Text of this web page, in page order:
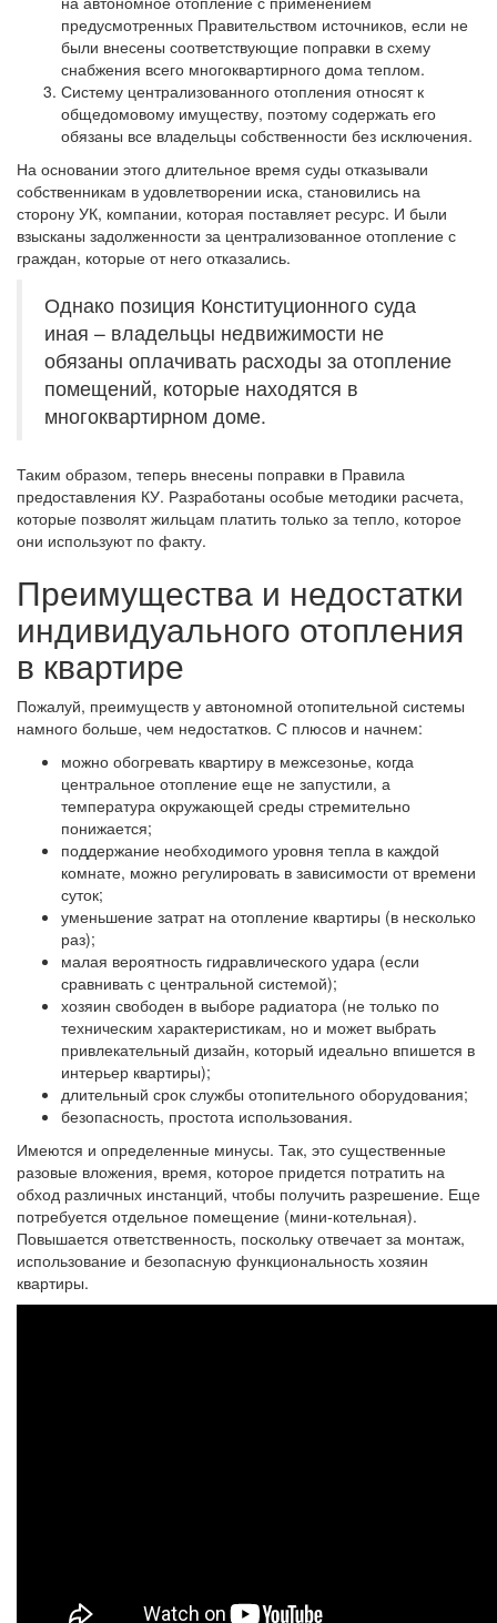
предусмотренных Правительством источников, если не
были внесены соответствующие поправки в схему
снабжения всего многоквартирного дома теплом.
Систему централизованного отопления относят к
общедомовому имуществу, поэтому содержать его
обязаны все владельцы собственности без исключения.
На основании этого длительное время суды отказывали
собственникам в удовлетворении иска, становились на
сторону УК, компании, которая поставляет ресурс. И были
взысканы задолженности за централизованное отопление с
граждан, которые от него отказались.
Однако позиция Конституционного суда
иная – владельцы недвижимости не
обязаны оплачивать расходы за отопление
помещений, которые находятся в
многоквартирном доме.
Таким образом, теперь внесены поправки в Правила
предоставления КУ. Разработаны особые методики расчета,
которые позволят жильцам платить только за тепло, которое
они используют по факту.
Преимущества и недостатки
индивидуального отопления
в квартире
Пожалуй, преимуществ у автономной отопительной системы
намного больше, чем недостатков. С плюсов и начнем:
можно обогревать квартиру в межсезонье, когда
центральное отопление еще не запустили, а
температура окружающей среды стремительно
понижается;
поддержание необходимого уровня тепла в каждой
комнате, можно регулировать в зависимости от времени
суток;
уменьшение затрат на отопление квартиры (в несколько
раз);
малая вероятность гидравлического удара (если
сравнивать с центральной системой);
хозяин свободен в выборе радиатора (не только по
техническим характеристикам, но и может выбрать
привлекательный дизайн, который идеально впишется в
интерьер квартиры);
длительный срок службы отопительного оборудования;
безопасность, простота использования.
Имеются и определенные минусы. Так, это существенные
разовые вложения, время, которое придется потратить на
обход различных инстанций, чтобы получить разрешение. Еще
потребуется отдельное помещение (мини-котельная).
Повышается ответственность, поскольку отвечает за монтаж,
использование и безопасную функциональность хозяин
квартиры.